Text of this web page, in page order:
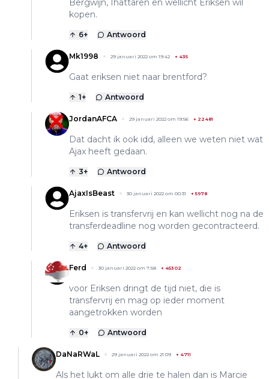
Bergwijn, Ihattaren en wellicht Eriksen wil
kopen.
6+ Antwoord
Mk1998 29 januari 2022 om 19:42 + 435
Gaat eriksen niet naar brentford?
1+ Antwoord
JordanAFCA 29 januari 2022 om 19:56 + 22481
Dat dacht ik ook idd, alleen we weten niet wat
Ajax heeft gedaan.
3+ Antwoord
AjaxIsBeast 30 januari 2022 om 00:31 +5978
Eriksen is transfervrij en kan wellicht nog na de
transferdeadline nog worden gecontracteerd.
4+ Antwoord
Ferd 30 januari 2022 om 7:58 + 45302
voor Eriksen dringt de tijd niet, die is
transfervrij en mag op ieder moment
aangetrokken worden
0+ Antwoord
DaNaRWaL 29 januari 2022 om 21:09 + 4711
Als het lukt om alle drie te halen dan is Marcie